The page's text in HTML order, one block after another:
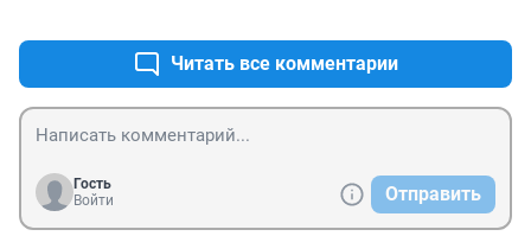
Читать все комментарии
Гость
Войти
Отправить